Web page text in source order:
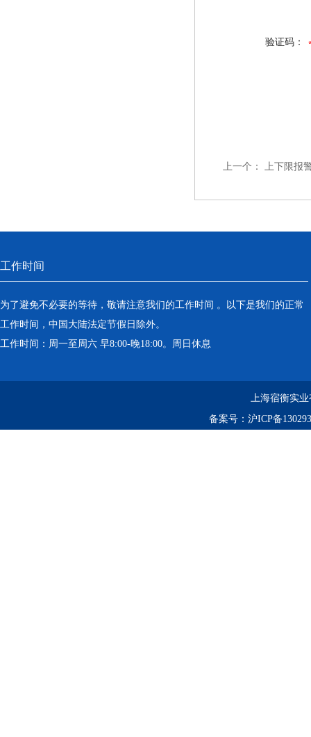
验证码：
上一个： 上下限报
工作时间
为了避免不必要的等待，敬请注意我们的工作时间 。以下是我们的正常
工作时间，中国大陆法定节假日除外。
工作时间：周一至周六 早8:00-晚18:00。周日休息
上海宿衡实
备案号： 沪ICP备